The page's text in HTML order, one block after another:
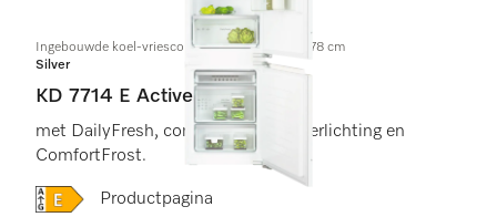
Ingebouwde koel-vriescombinatie, nishoogte 178 cm
Silver
KD 7714 E Active
met DailyFresh, comfortabele led-verlichting en
ComfortFrost.
Online Label Flag, Energielabel
Productpagina